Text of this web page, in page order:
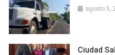
agosto 5,
Ciudad